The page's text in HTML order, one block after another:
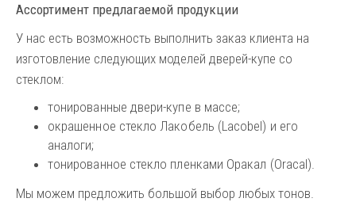
Ассортимент предлагаемой продукции
У нас есть возможность выполнить заказ клиента на
изготовление следующих моделей дверей-купе со
стеклом:
тонированные двери-купе в массе;
окрашенное стекло Лакобель (Lacobel) и его
аналоги;
тонированное стекло пленками Оракал (Oracal).
Мы можем предложить большой выбор любых тонов.